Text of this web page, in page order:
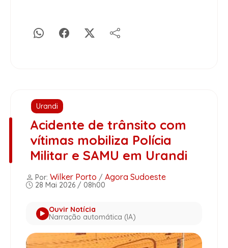
Urandi
Acidente de trânsito com
vítimas mobiliza Polícia
Militar e SAMU em Urandi
Por: Wilker Porto / Agora Sudoeste
28 Mai 2026 / 08h00
Ouvir Notícia
Narração automática (IA)